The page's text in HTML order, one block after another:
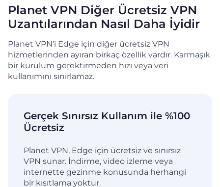
Planet VPN Diğer Ücretsiz VPN
Uzantılarından Nasıl Daha İyidir
Planet VPN’i Edge için diğer ücretsiz VPN
hizmetlerinden ayıran birkaç özellik vardır. Karmaşık
bir kurulum gerektirmeden hızı veya veri
kullanımını sınırlamaz.
Gerçek Sınırsız Kullanım ile %100
Ücretsiz
Planet VPN, Edge için ücretsiz ve sınırsız
VPN sunar. İndirme, video izleme veya
internette gezinme konusunda herhangi
bir kısıtlama yoktur.